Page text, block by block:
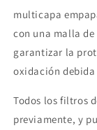
multicapa
con una malla
garantizar la
oxidación
Todos los filtros
previamente, y